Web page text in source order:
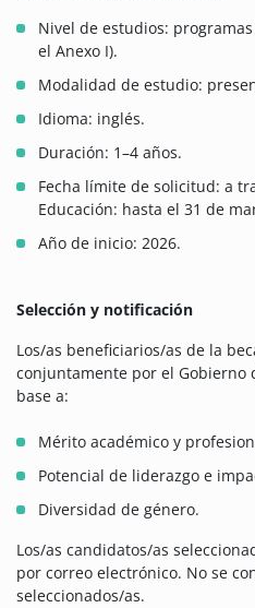
Nivel de estudios:
el Anexo I).
Modalidad de estudio:
Idioma: inglés.
Duración: 1–4 años.
Fecha límite de solicitud: a
Educación: hasta el 31 de
Año de inicio: 2026.
Selección y notificación
Los/as beneficiarios/as de la
conjuntamente por el Gobierno
base a:
Mérito académico y
Potencial de liderazgo e
Diversidad de género.
Los/as candidatos/as
por correo electrónico. No se
seleccionados/as.